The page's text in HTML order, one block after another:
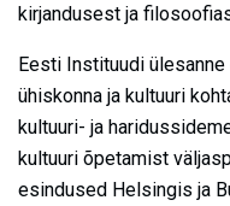
kirjandusest ja
Eesti Instituudi
ühiskonna ja kultuuri
kultuuri- ja
kultuuri õpetamist
esindused Helsingis ja